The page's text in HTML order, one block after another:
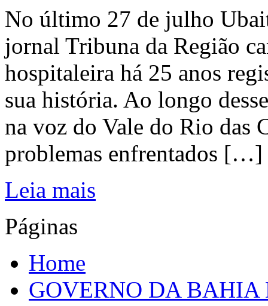
No último 27 de julho
jornal Tribuna da Região
hospitaleira há 25 anos
sua história. Ao longo
na voz do Vale do Rio das
problemas enfrentados […]
Leia mais
Páginas
Home
GOVERNO DA